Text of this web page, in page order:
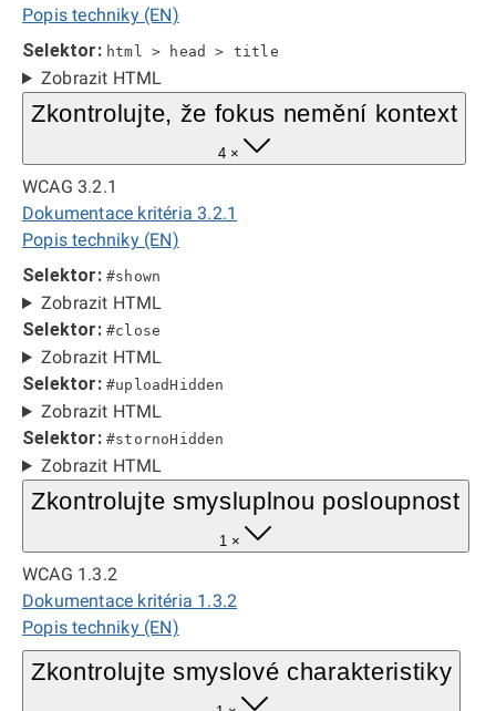
Popis techniky (EN)
Selektor: html > head > title
Zobrazit HTML
Zkontrolujte, že fokus nemění kontext
4 ×
WCAG 3.2.1
Dokumentace kritéria 3.2.1
Popis techniky (EN)
Selektor: #shown
Zobrazit HTML
Selektor: #close
Zobrazit HTML
Selektor: #uploadHidden
Zobrazit HTML
Selektor: #stornoHidden
Zobrazit HTML
Zkontrolujte smysluplnou posloupnost
1 ×
WCAG 1.3.2
Dokumentace kritéria 1.3.2
Popis techniky (EN)
Zkontrolujte smyslové charakteristiky